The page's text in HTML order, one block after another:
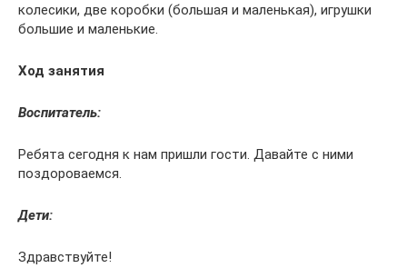
колесики, две коробки (большая и маленькая), игрушки
большие и маленькие.
Ход занятия
Воспитатель:
Ребята сегодня к нам пришли гости. Давайте с ними
поздороваемся.
Дети:
Здравствуйте!